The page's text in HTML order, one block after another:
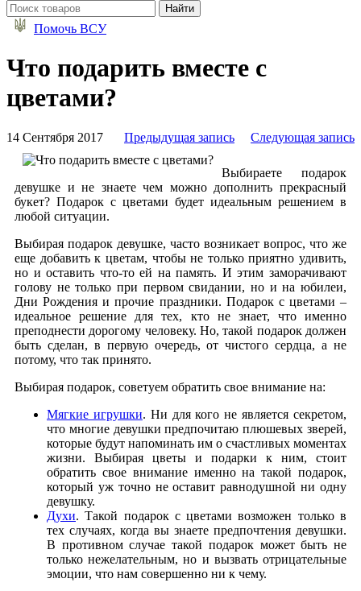
Помочь ВСУ
Что подарить вместе с
цветами?
Предыдущая запись Следующая запись
14 Сентября 2017
Выбираете подарок
девушке и не знаете чем можно дополнить прекрасный
букет? Подарок с цветами будет идеальным решением в
любой ситуации.
Выбирая подарок девушке, часто возникает вопрос, что же
еще добавить к цветам, чтобы не только приятно удивить,
но и оставить что-то ей на память. И этим заморачивают
голову не только при первом свидании, но и на юбилеи,
Дни Рождения и прочие праздники. Подарок с цветами –
идеальное решение для тех, кто не знает, что именно
преподнести дорогому человеку. Но, такой подарок должен
быть сделан, в первую очередь, от чистого сердца, а не
потому, что так принято.
Выбирая подарок, советуем обратить свое внимание на:
Мягкие игрушки. Ни для кого не является секретом,
что многие девушки предпочитаю плюшевых зверей,
которые будут напоминать им о счастливых моментах
жизни. Выбирая цветы и подарки к ним, стоит
обратить свое внимание именно на такой подарок,
который уж точно не оставит равнодушной ни одну
девушку.
Духи. Такой подарок с цветами возможен только в
тех случаях, когда вы знаете предпочтения девушки.
В противном случае такой подарок может быть не
только нежелательным, но и вызвать отрицательные
эмоции, что нам совершенно ни к чему.